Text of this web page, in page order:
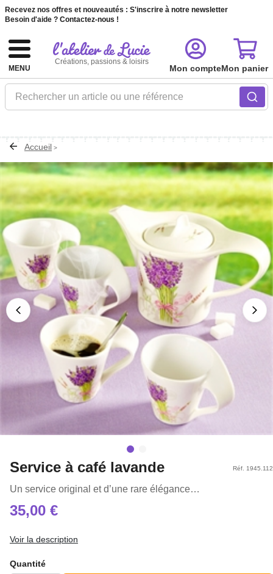
Recevez nos offres et nouveautés : S'inscrire à notre newsletter
Besoin d'aide ? Contactez-nous !
MENU
Créations, passions & loisirs
Rechercher un article ou une référence
Mon compteMon panier
Accueil >
Service à café lavande
Un service original et d’une rare élégance…
Réf. 1945.112
35,00 €
Voir la description
Quantité